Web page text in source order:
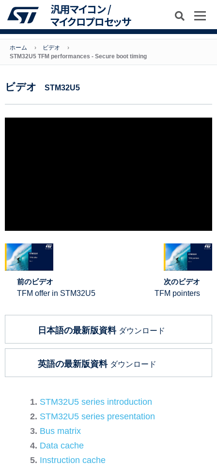
汎用マイコン /
マイクロプロセッサ
ホーム
ビデオ
STM32U5 TFM performances - Secure boot timing
ビデオ STM32U5
前のビデオ
TFM offer in STM32U5
次のビデオ
TFM pointers
日本語の最新版資料 ダウンロード
英語の最新版資料 ダウンロード
STM32U5 series introduction
STM32U5 series presentation
Bus matrix
Data cache
Instruction cache